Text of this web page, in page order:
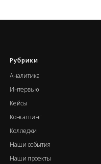
Рубрики
Аналитика
Интервью
Кейсы
Консалтинг
Колледжи
Наши события
Наши проекты